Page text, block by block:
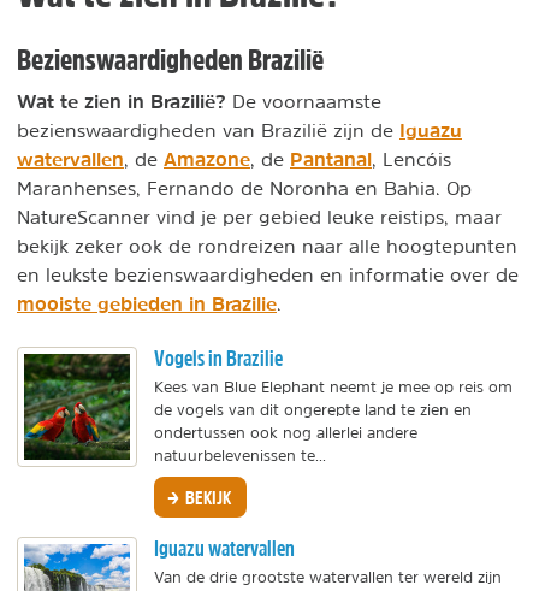
Bezienswaardigheden Brazilië
Wat te zien in Brazilië? De voornaamste
bezienswaardigheden van Brazilië zijn de Iguazu
watervallen , de Amazone , de Pantanal , Lencóis
Maranhenses, Fernando de Noronha en Bahia. Op
NatureScanner vind je per gebied leuke reistips, maar
bekijk zeker ook de rondreizen naar alle hoogtepunten
en leukste bezienswaardigheden en informatie over de
mooiste gebieden in Brazilie
Vogels in Brazilie
Kees van Blue Elephant neemt je mee op reis om
de vogels van dit ongerepte land te zien en
ondertussen ook nog allerlei andere
natuurbelevenissen te...
BEKIJK
Iguazu watervallen
Van de drie grootste watervallen ter wereld zijn